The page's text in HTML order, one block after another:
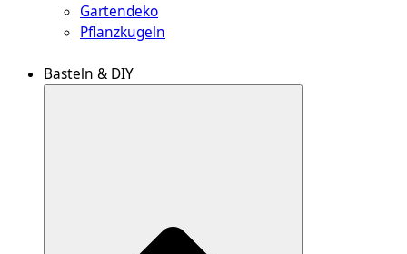
Gartendeko
Pflanzkugeln
Basteln & DIY